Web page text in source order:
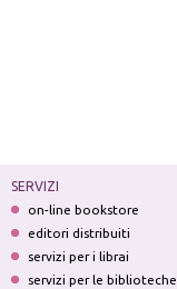
SERVIZI
on-line bookstore
editori distribuiti
servizi per i librai
servizi per le biblioteche